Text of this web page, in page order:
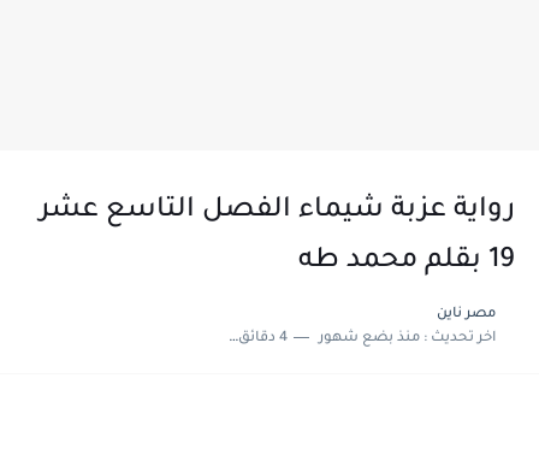
رواية عزبة شيماء الفصل التاسع عشر
19 بقلم محمد طه
مصر ناين
اخر تحديث :منذ بضع شهور 4 دقائق للقراءة